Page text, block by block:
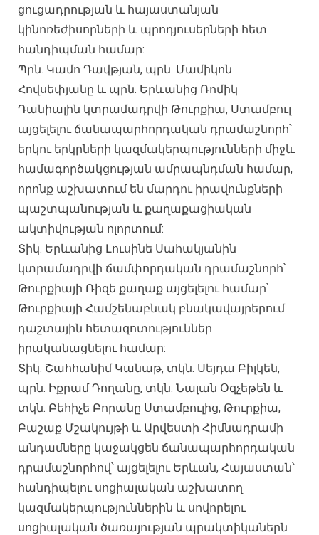
ցուցադրության և հայաստանյան
կինոռեժիսորների և պրոդյուսերների հետ
հանդիպման համար:
Պրն. Կամո Դավթյան, պրն. Մամիկոն
Հովսեփյանը և պրն. Երևանից Ռոմիկ
Դանիալին կտրամադրվի Թուրքիա, Ստամբուլ
այցելելու ճանապարհորդական դրամաշնորհ՝
երկու երկրների կազմակերպությունների միջև
համագործակցության ամրապնդման համար,
որոնք աշխատում են մարդու իրավունքների
պաշտպանության և քաղաքացիական
ակտիվության ոլորտում:
Տիկ. Երևանից Լուսինե Սահակյանին
կտրամադրվի ճամփորդական դրամաշնորհ՝
Թուրքիայի Ռիզե քաղաք այցելելու համար՝
Թուրքիայի Համշենաբնակ բնակավայրերում
դաշտային հետազոտություններ
իրականացնելու համար:
Տիկ. Շահհանիմ Կանաթ, տկն. Սեյդա Բիլկեն,
պրն. Իքրամ Դողանը, տկն. Նալան Օզչեթեն և
տկն. Բեհիչե Բորանը Ստամբուլից, Թուրքիա,
Բաշաք Մշակույթի և Արվեստի Հիմնադրամի
անդամները կաջակցեն ճանապարհորդական
դրամաշնորհով՝ այցելելու Երևան, Հայաստան՝
հանդիպելու սոցիալական աշխատող
կազմակերպություններին և սովորելու
սոցիալական ծառայության պրակտիկաներն